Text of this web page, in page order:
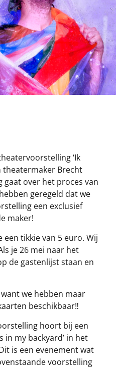
‘Ik
theatermaker Brecht
gaat over het proces van
geregeld dat we
een exclusief
maker!
tikkie van 5 euro. Wij
je 26 mei naar het
de gastenlijst staan en
we hebben maar
beschikbaar‼️
hoort bij een
in my backyard’ in het
is een evenement wat
voorstelling